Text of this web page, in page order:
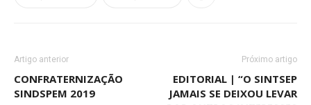
Artigo anterior
CONFRATERNIZAÇÃO
SINDSPEM 2019
Próximo artigo
EDITORIAL | “O SINTSEP
JAMAIS SE DEIXOU LEVAR